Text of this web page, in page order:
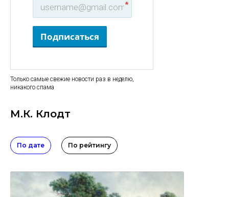
*
Подписаться
Только самые свежие новости раз в неделю,
никакого спама
М.К. Клодт
По дате По рейтингу